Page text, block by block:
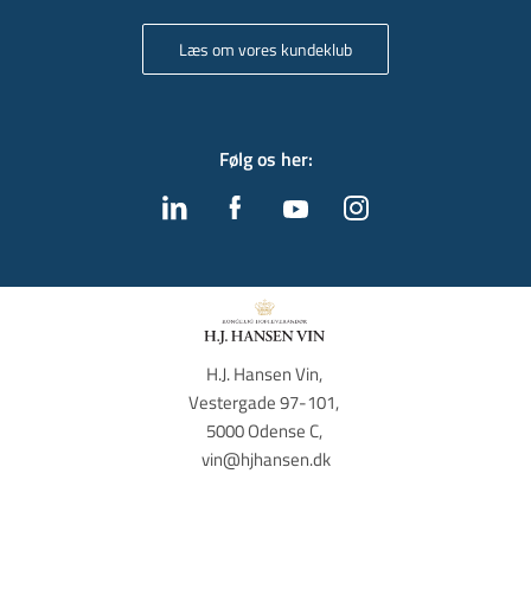
Læs om vores kundeklub
Følg os her:
H.J. Hansen Vin,
Vestergade 97-101,
5000 Odense C,
vin@hjhansen.dk